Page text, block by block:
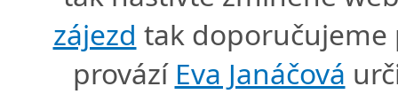
zájezd tak doporučujeme
provází Eva Janáčová